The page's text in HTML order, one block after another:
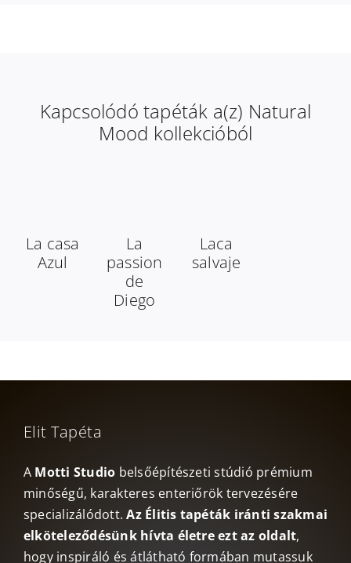
Kapcsolódó tapéták a(z) Natural
Mood kollekcióból
La casa
Azul
La
passion
de
Diego
Laca
salvaje
Elit Tapéta
A Motti Studio belsőépítészeti stúdió prémium
minőségű, karakteres enteriőrök tervezésére
specializálódott.Az Élitis tapéták iránti szakmai
elköteleződésünk hívta életre ezt az oldalt,
hogy inspiráló és átlátható formában mutassuk